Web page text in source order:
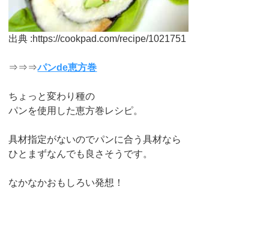
出典 :https://cookpad.com/recipe/1021751
⇒⇒⇒パンde恵方巻
ちょっと変わり種の
パンを使用した恵方巻レシピ。
具材指定がないのでパンに合う具材なら
ひとまずなんでも良さそうです。
なかなかおもしろい発想！